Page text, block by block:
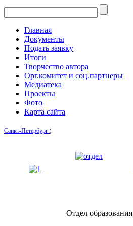
Главная
Документы
Подать заявку
Итоги
Творчество автора
Орг.комитет и соц.партнеры
Медиатека
Проекты
Фото
Карта сайта
Санкт-Петербург:;
Отдел образования